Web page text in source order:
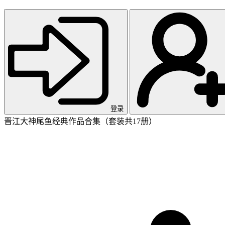
登录
晋江大神尾鱼经典作品合集（套装共17册）